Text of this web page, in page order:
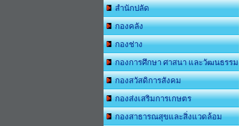
สำนักปลัด
กองคลัง
กองช่าง
กองการศึกษา ศาสนา และวัฒนธรรม
กองสวัสดิการสังคม
กองส่งเสริมการเกษตร
กองสาธารณสุขและสิ่งแวดล้อม